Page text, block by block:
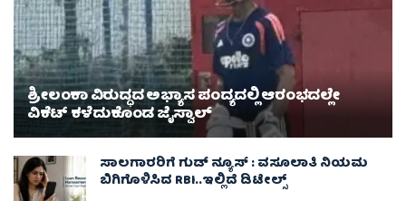
ಶ್ರೀಲಂಕಾ ವಿರುದ್ಧದ ಅಭ್ಯಾಸ ಪಂದ್ಯದಲ್ಲಿ ಆರಂಭದಲ್ಲೇ
ವಿಕೆಟ್ ಕಳೆದುಕೊಂಡ ಜೈಸ್ವಾಲ್
ಸಾಲಗಾರರಿಗೆ ಗುಡ್ ನ್ಯೂಸ್ : ವಸೂಲಾತಿ ನಿಯಮ
ಬಿಗಿಗೊಳಿಸಿದ RBI..ಇಲ್ಲಿದೆ ಡಿಟೇಲ್ಸ್